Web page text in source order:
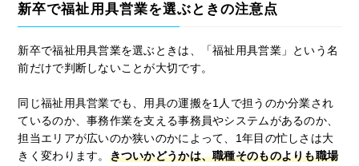
新卒で福祉用具営業を選ぶときの注意点
新卒で福祉用具営業を選ぶときは、「福祉用具営業」という名
前だけで判断しないことが大切です。
同じ福祉用具営業でも、用具の運搬を1人で担うのか分業され
ているのか、事務作業を支える事務員やシステムがあるのか、
担当エリアが広いのか狭いのかによって、1年目の忙しさは大
きく変わります。 きついかどうかは、職種そのものよりも職場